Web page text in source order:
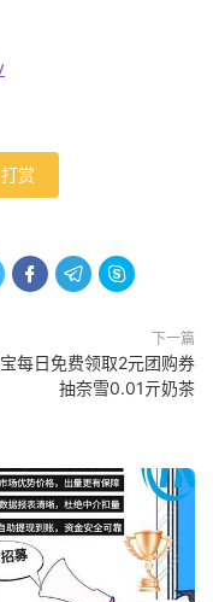
打赏
  
下一篇
每日免费领取2元团购券
抽奈雪0.01亓奶茶